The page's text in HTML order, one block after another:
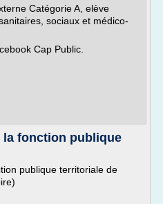
Catégorie A, elève
sociaux et médico-
Cap Public.
la fonction publique
publique territoriale de